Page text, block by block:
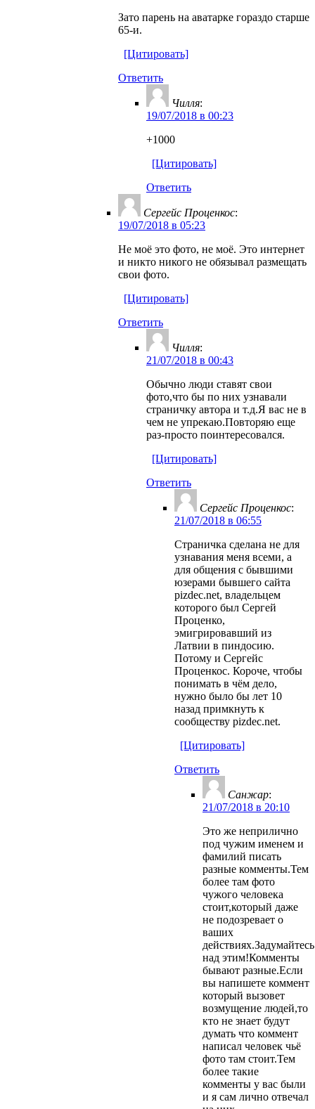
Зато парень на аватарке гораздо старше
65-и.
[Цитировать]
Ответить
Чилля:
19/07/2018 в 00:23
+1000
[Цитировать]
Ответить
Сергейс Проценкос:
19/07/2018 в 05:23
Не моё это фото, не моё. Это интернет
и никто никого не обязывал размещать
свои фото.
[Цитировать]
Ответить
Чилля:
21/07/2018 в 00:43
Обычно люди ставят свои
фото,что бы по них узнавали
страничку автора и т.д.Я вас не в
чем не упрекаю.Повторяю еще
раз-просто поинтересовался.
[Цитировать]
Ответить
Сергейс Проценкос:
21/07/2018 в 06:55
Страничка сделана не для
узнавания меня всеми, а
для общения с бывшими
юзерами бывшего сайта
pizdec.net, владельцем
которого был Сергей
Проценко,
эмигрировавший из
Латвии в пиндосию.
Потому и Сергейс
Проценкос. Короче, чтобы
понимать в чём дело,
нужно было бы лет 10
назад примкнуть к
сообществу pizdec.net.
[Цитировать]
Ответить
Санжар:
21/07/2018 в 20:10
Это же неприлично
под чужим именем и
фамилий писать
разные комменты.Тем
более там фото
чужого человека
стоит,который даже
не подозревает о
ваших
действиях.Задумайтесь
над этим!Комменты
бывают разные.Если
вы напишете коммент
который вызовет
возмущение людей,то
кто не знает будут
думать что коммент
написал человек чьё
фото там стоит.Тем
более такие
комменты у вас были
и я сам лично отвечал